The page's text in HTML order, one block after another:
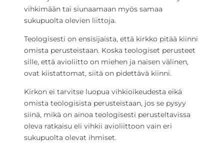
vihkimään tai siunaamaan myös samaa
sukupuolta olevien liittoja.
Teologisesti on ensisijaista, että kirkko pitää kiinni
omista perusteistaan. Koska teologiset perusteet
sille, että avioliitto on miehen ja naisen välinen,
ovat kiistattomat, siitä on pidettävä kiinni.
Kirkon ei tarvitse luopua vihkioikeudesta eikä
omista teologisista perusteistaan, jos se pysyy
siinä, mikä on ainoa teologisesti perusteltavissa
oleva ratkaisu eli vihkii avioliittoon vain eri
sukupuolta olevat ihmiset.